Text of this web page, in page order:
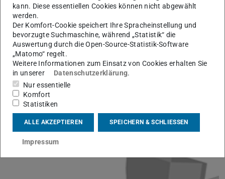
Anwendungsbeispiel Um eine Achse
drehende Geometrien (z.B. Rührwerke)
Rührwerke kommen häufig in Anlagen der
Siedlungswasserwirtschaft vor, die Art und Komplexität der
Modellierung sind unterschiedlich und hängen von der
jeweiligen Fragestellung ab.
Mehr erfahren
kann. Diese essentiellen Cookies können nicht abgewählt
werden.
Der Komfort-Cookie speichert Ihre Spracheinstellung und
bevorzugte Suchmaschine, während „Statistik“ die
Auswertung durch die Open-Source-Statistik-Software
„Matomo“ regelt.
Weitere Informationen zum Einsatz von Cookies erhalten Sie
in unserer
Datenschutzerklärung.
Nur essentielle
Komfort
Statistiken
ALLE AKZEPTIEREN SPEICHERN & SCHLIESSEN
Impressum